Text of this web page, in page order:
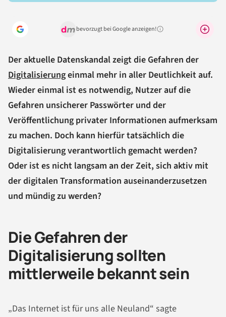
bevorzugt bei Google anzeigen!Warum lohnt sich das?
Der aktuelle Datenskandal zeigt die Gefahren der
Digitalisierungeinmal mehr in aller Deutlichkeit auf.
Wieder einmal ist es notwendig, Nutzer auf die
Gefahren unsicherer Passwörter und der
Veröffentlichung privater Informationen aufmerksam
zu machen. Doch kann hierfür tatsächlich die
Digitalisierung verantwortlich gemacht werden?
Oder ist es nicht langsam an der Zeit, sich aktiv mit
der digitalen Transformation auseinanderzusetzen
und mündig zu werden?
Die Gefahren der
Digitalisierung sollten
mittlerweile bekannt sein
„Das Internet ist für uns alle Neuland“ sagte